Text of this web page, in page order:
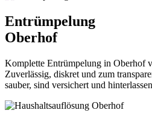
Entrümpelung
Oberhof
Komplette Entrümpelung in Oberhof
Zuverlässig, diskret und zum
sauber, sind versichert und